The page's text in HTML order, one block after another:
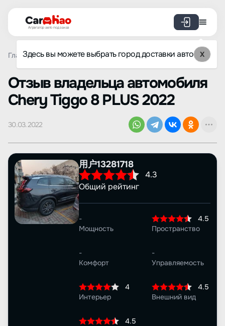
Агрегатор авто под заказ
Здесь вы можете выбрать город доставки авто X
Главная Отзывы Chery Tiggo 8 PLUS Просмотр
Oтзыв владельца автомобиля
Chery Tiggo 8 PLUS 2022
30.03.2022
用户13281718
4.3
Общий рейтинг
-
Мощность
4.5
Пространство
-
Комфорт
-
Управляемость
4
Интерьер
4.5
Внешний вид
4.5